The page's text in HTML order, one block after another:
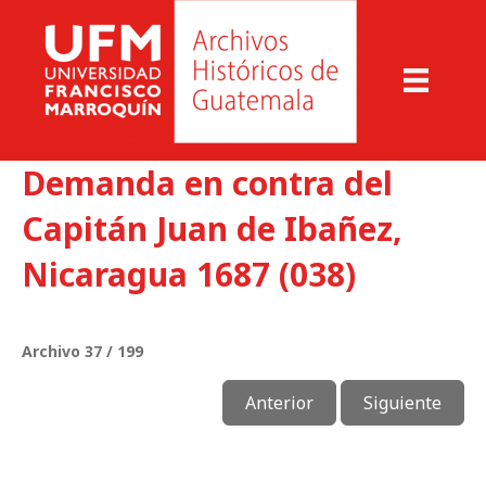
Demanda en contra del
Capitán Juan de Ibañez,
Nicaragua 1687 (038)
Archivo 37 / 199
Anterior Siguiente